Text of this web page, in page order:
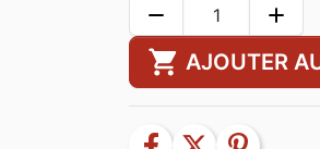
remove add
shopping_cart AJOUTER